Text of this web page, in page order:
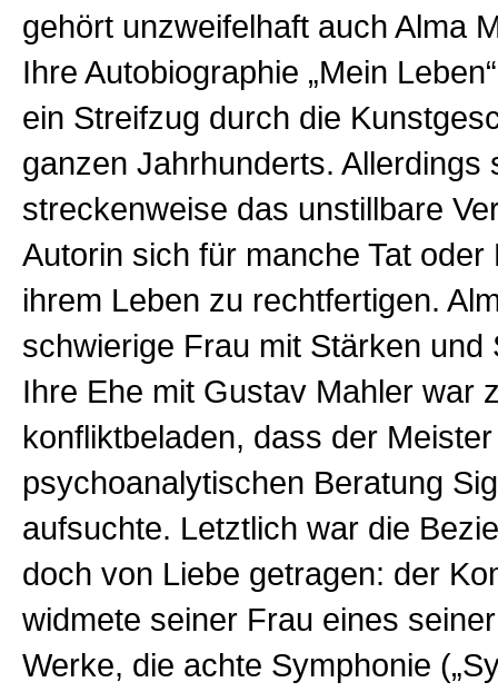
gehört unzweifelhaft auch Alma
Ihre Autobiographie „Mein
ein Streifzug durch die
ganzen Jahrhunderts. Allerdings
streckenweise das unstillbare
Autorin sich für manche Tat oder
ihrem Leben zu rechtfertigen.
schwierige Frau mit Stärken und
Ihre Ehe mit Gustav Mahler war
konfliktbeladen, dass der
psychoanalytischen Beratung
aufsuchte. Letztlich war die
doch von Liebe getragen: der
widmete seiner Frau eines
Werke, die achte Symphonie